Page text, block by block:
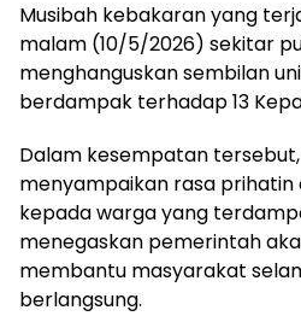
Musibah kebakaran yang
malam (10/5/2026) sekitar
menghanguskan sembilan
berdampak terhadap 13
Dalam kesempatan
menyampaikan rasa
kepada warga yang
menegaskan pemerintah
membantu masyarakat
berlangsung.